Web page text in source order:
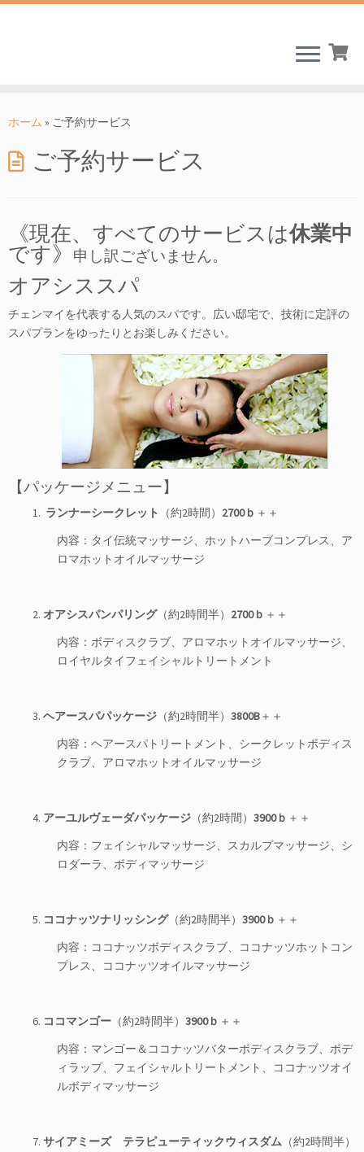
ン
ン
ツ
ッ
ホーム » ご予約サービス
ご予約サービス
《現在、すべてのサービスは休業中
です》
申し訳ございません。
オアシススパ
チェンマイを代表する人気のスパです。広い邸宅で、技術に定評の
スパプランをゆったりとお楽しみください。
【パッケージメニュー】
1. ランナーシークレット （約2時間） 2700ｂ ＋＋
内容：タイ伝統マッサージ、ホットハーブコンプレス、ア
ロマホットオイルマッサージ
2. オアシスパンパリング（約2時間半） 2700ｂ ＋＋
内容：ボディスクラブ、アロマホットオイルマッサージ、
ロイヤルタイフェイシャルトリートメント
3. ヘアースパパッケージ （約2時間半） 3800B＋＋
内容：ヘアースパトリートメント、シークレットボディス
クラブ、アロマホットオイルマッサージ
4. アーユルヴェーダパッケージ （約2時間） 3900ｂ ＋＋
内容：フェイシャルマッサージ、スカルプマッサージ、シ
ロダーラ、ボディマッサージ
5. ココナッツナリッシング（約2時間半） 3900ｂ ＋＋
内容：ココナッツボディスクラブ、ココナッツホットコン
プレス、ココナッツオイルマッサージ
6. ココマンゴー （約2時間半） 3900ｂ ＋＋
内容：マンゴー＆ココナッツバターボディスクラブ、ボデ
ィラップ、フェイシャルトリートメント、ココナッツオイ
ルボディマッサージ
7. サイアミーズ テラピューティックウィスダム （約2時間半）